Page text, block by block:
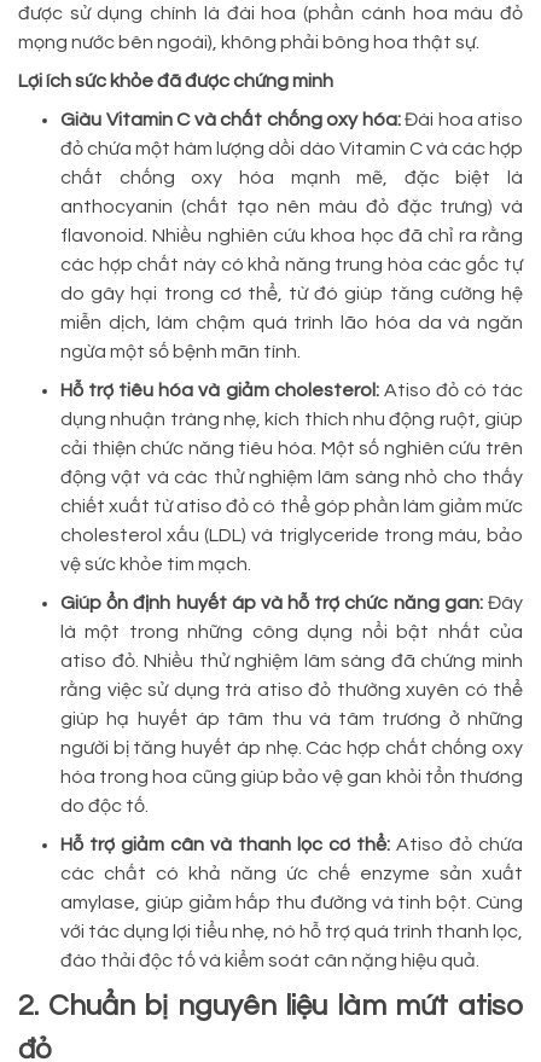
được sử dụng chính là đài hoa (phần cánh hoa màu đỏ
mọng nước bên ngoài), không phải bông hoa thật sự.
Lợi ích sức khỏe đã được chứng minh
Giàu Vitamin C và chất chống oxy hóa:Đài hoa atiso
đỏ chứa một hàm lượng dồi dào Vitamin C và các hợp
chất chống oxy hóa mạnh mẽ, đặc biệt là
anthocyanin (chất tạo nên màu đỏ đặc trưng) và
flavonoid. Nhiều nghiên cứu khoa học đã chỉ ra rằng
các hợp chất này có khả năng trung hòa các gốc tự
do gây hại trong cơ thể, từ đó giúp tăng cường hệ
miễn dịch, làm chậm quá trình lão hóa da và ngăn
ngừa một số bệnh mãn tính.
Hỗ trợ tiêu hóa và giảm cholesterol: Atiso đỏ có tác
dụng nhuận tràng nhẹ, kích thích nhu động ruột, giúp
cải thiện chức năng tiêu hóa. Một số nghiên cứu trên
động vật và các thử nghiệm lâm sàng nhỏ cho thấy
chiết xuất từ atiso đỏ có thể góp phần làm giảm mức
cholesterol xấu (LDL) và triglyceride trong máu, bảo
vệ sức khỏe tim mạch.
Giúp ổn định huyết áp và hỗ trợ chức năng gan: Đây
là một trong những công dụng nổi bật nhất của
atiso đỏ. Nhiều thử nghiệm lâm sàng đã chứng minh
rằng việc sử dụng trà atiso đỏ thường xuyên có thể
giúp hạ huyết áp tâm thu và tâm trương ở những
người bị tăng huyết áp nhẹ. Các hợp chất chống oxy
hóa trong hoa cũng giúp bảo vệ gan khỏi tổn thương
do độc tố.
Hỗ trợ giảm cân và thanh lọc cơ thể: Atiso đỏ chứa
các chất có khả năng ức chế enzyme sản xuất
amylase, giúp giảm hấp thu đường và tinh bột. Cùng
với tác dụng lợi tiểu nhẹ, nó hỗ trợ quá trình thanh lọc,
đào thải độc tố và kiểm soát cân nặng hiệu quả.
2. Chuẩn bị nguyên liệu làm mứt atiso
đỏ